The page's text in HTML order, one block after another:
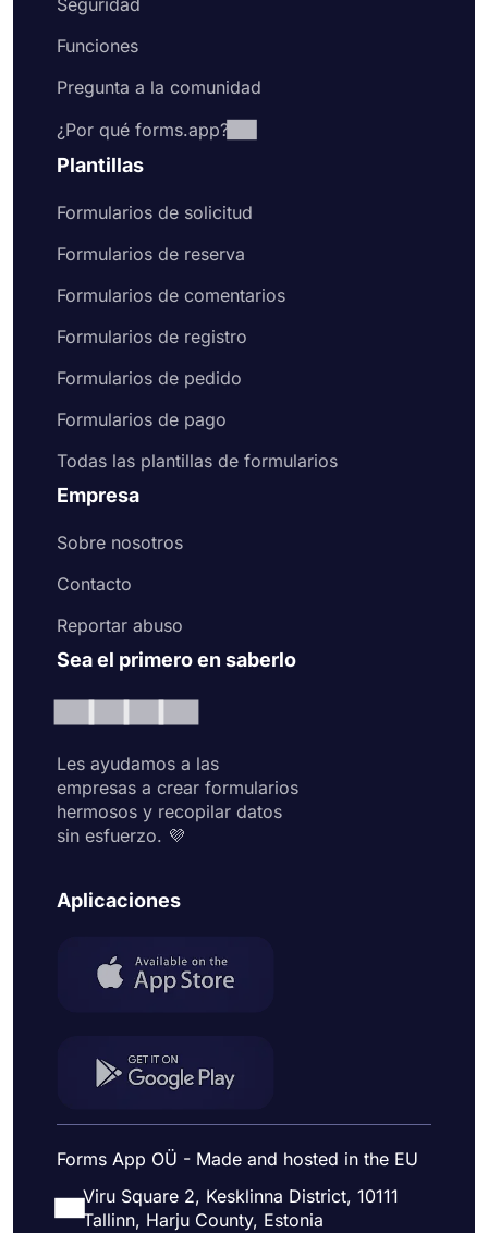
Seguridad
Funciones
Pregunta a la comunidad
¿Por qué forms.app?
Plantillas
Formularios de solicitud
Formularios de reserva
Formularios de comentarios
Formularios de registro
Formularios de pedido
Formularios de pago
Todas las plantillas de formularios
Empresa
Sobre nosotros
Contacto
Reportar abuso
Sea el primero en saberlo
Les ayudamos a las
empresas a crear formularios
hermosos y recopilar datos
sin esfuerzo. 💜
Aplicaciones
Forms App OÜ - Made and hosted in the EU
Viru Square 2, Kesklinna District, 10111
Tallinn, Harju County, Estonia